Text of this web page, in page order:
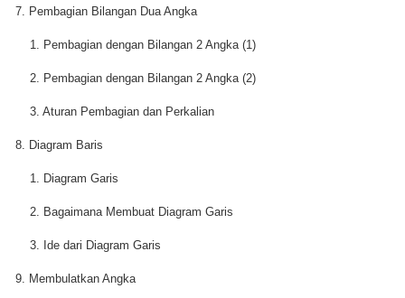
7. Pembagian Bilangan Dua Angka
1. Pembagian dengan Bilangan 2 Angka (1)
2. Pembagian dengan Bilangan 2 Angka (2)
3. Aturan Pembagian dan Perkalian
8. Diagram Baris
1. Diagram Garis
2. Bagaimana Membuat Diagram Garis
3. Ide dari Diagram Garis
9. Membulatkan Angka